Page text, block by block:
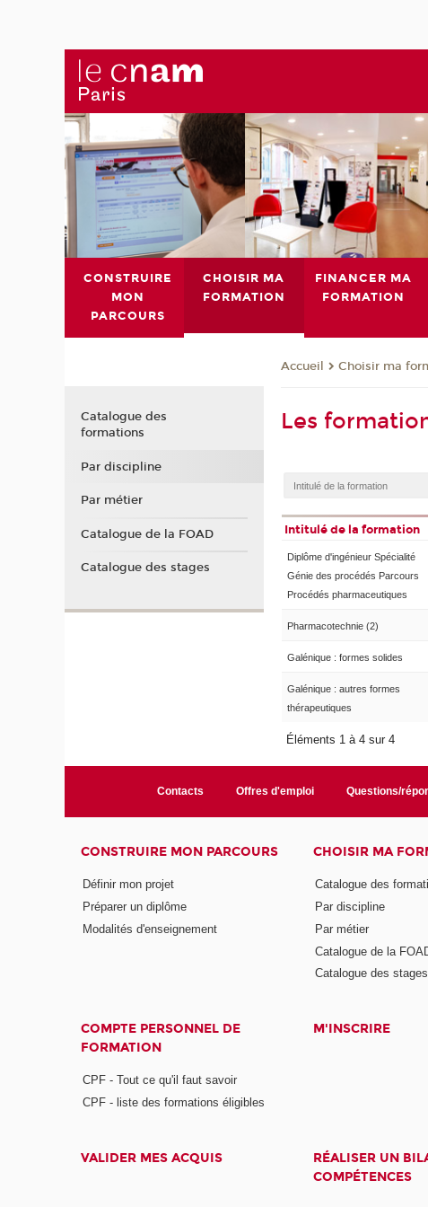
CONSTRUIRE
MON
PARCOURS
CHOISIR MA
FORMATION
FINANCER MA
FORMATION
Accueil Choisir ma
Les
Intitulé de la formation
Diplôme d'ingénieur Spécialité
Génie des procédés Parcours
Procédés pharmaceutiques
Pharmacotechnie (2)
Galénique : formes solides
Galénique : autres formes
thérapeutiques
Éléments 1 à 4 sur 4
Catalogue des
formations
Par discipline
Par métier
Catalogue de la FOAD
Catalogue des stages
Contacts Offres d'emploi Questions/
CONSTRUIRE MON PARCOURS
Définir mon projet
Préparer un diplôme
Modalités d'enseignement
CHOISIR MA
Catalogue des
Par discipline
Par métier
Catalogue de la
Catalogue des stages
COMPTE PERSONNEL DE
FORMATION
CPF - Tout ce qu'il faut savoir
CPF - liste des formations éligibles
M'INSCRIRE
VALIDER MES ACQUIS
RÉALISER UN
COMPÉTENCES